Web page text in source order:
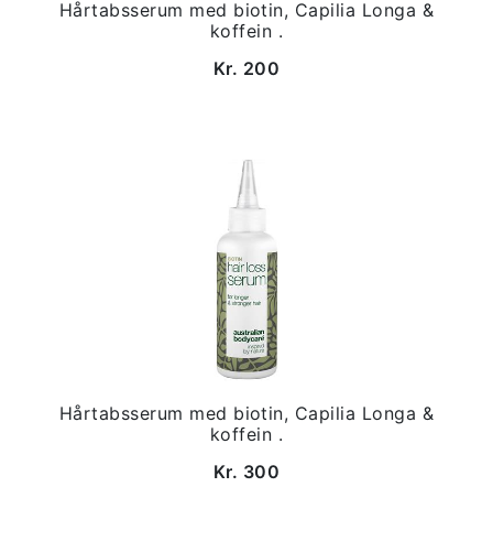
Hårtabsserum med biotin, Capilia Longa &
koffein .
Kr. 200
Hårtabsserum med biotin, Capilia Longa &
koffein .
Kr. 300